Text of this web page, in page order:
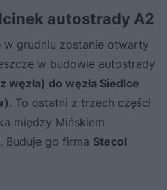
autostrady A2
w grudniu zostanie otwarty
w budowie autostrady
węzła) do węzła Siedlce
. To ostatni z trzech części
między Mińskiem
Buduje go firma Stecol